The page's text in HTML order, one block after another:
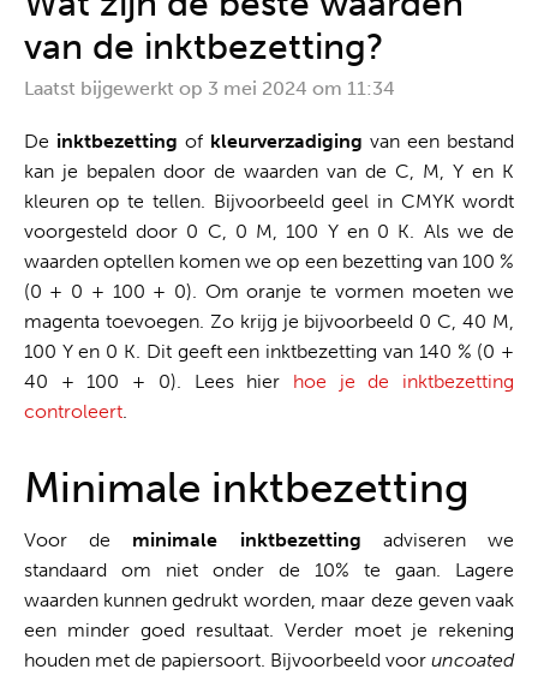
van de inktbezetting?
Laatst bijgewerkt op 3 mei 2024 om 11:34
De inktbezetting of kleurverzadigingvan een bestand
kan je bepalen door de waarden van de C, M, Y en K
kleuren op te tellen. Bijvoorbeeld geel in CMYK wordt
voorgesteld door 0 C, 0 M, 100 Y en 0 K. Als we de
waarden optellen komen we op een bezetting van 100 %
(0 + 0 + 100 + 0). Om oranje te vormen moeten we
magenta toevoegen. Zo krijg je bijvoorbeeld 0 C, 40 M,
100 Y en 0 K. Dit geeft een inktbezetting van 140 % (0 +
40 + 100 + 0). Lees hier hoe je de inktbezetting
controleert.
Minimale inktbezetting
Voor de minimale inktbezetting adviseren we
standaard om niet onder de 10% te gaan. Lagere
waarden kunnen gedrukt worden, maar deze geven vaak
een minder goed resultaat. Verder moet je rekening
houden met de papiersoort. Bijvoorbeeld vooruncoated